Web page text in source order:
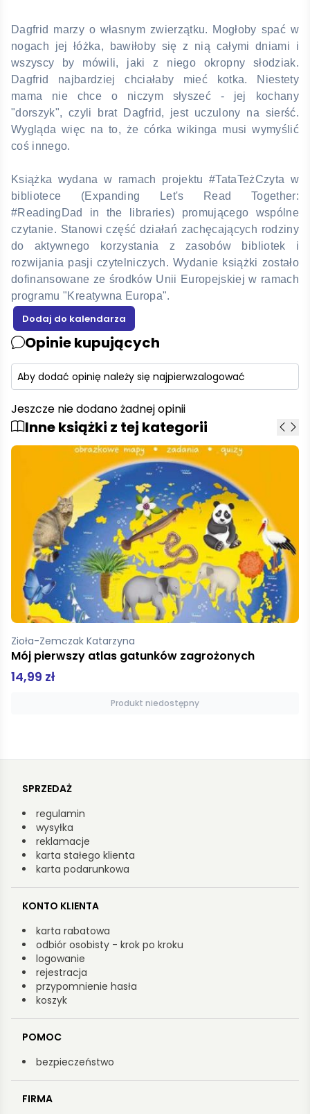
Dagfrid marzy o własnym zwierzątku. Mogłoby spać w
nogach jej łóżka, bawiłoby się z nią całymi dniami i
wszyscy by mówili, jaki z niego okropny słodziak.
Dagfrid najbardziej chciałaby mieć kotka. Niestety
mama nie chce o niczym słyszeć - jej kochany
"dorszyk", czyli brat Dagfrid, jest uczulony na sierść.
Wygląda więc na to, że córka wikinga musi wymyślić
coś innego.
Książka wydana w ramach projektu #TataTeżCzyta w
bibliotece (Expanding Let's Read Together:
#ReadingDad in the libraries) promującego wspólne
czytanie. Stanowi część działań zachęcających rodziny
do aktywnego korzystania z zasobów bibliotek i
rozwijania pasji czytelniczych. Wydanie książki zostało
dofinansowane ze środków Unii Europejskiej w ramach
programu "Kreatywna Europa".
Opinie kupujących
Aby dodać opinię należy się najpierwzalogować
Jeszcze nie dodano żadnej opinii
Inne książki z tej kategorii
Zioła-Zemczak Katarzyna
Mój pierwszy atlas gatunków zagrożonych
14,99 zł
Produkt niedostępny
SPRZEDAŻ
regulamin
wysyłka
reklamacje
karta stałego klienta
karta podarunkowa
KONTO KLIENTA
karta rabatowa
odbiór osobisty - krok po kroku
logowanie
rejestracja
przypomnienie hasła
koszyk
POMOC
bezpieczeństwo
FIRMA